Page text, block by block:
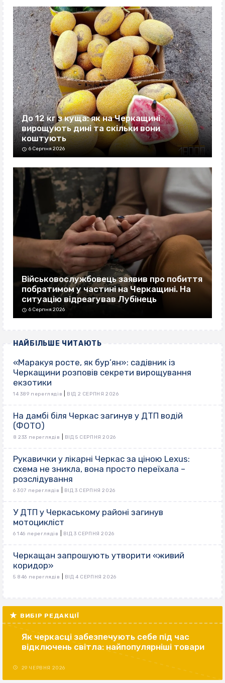
До 12 кг з куща: як на Черкащині
вирощують дині та скільки вони
коштують
6 Серпня 2026
Військовослужбовець заявив про побиття
побратимом у частині на Черкащині. На
ситуацію відреагував Лубінець
6 Серпня 2026
НАЙБІЛЬШЕ ЧИТАЮТЬ
«Маракуя росте, як бур’ян»: садівник із
Черкащини розповів секрети вирощування
екзотики
14 389 переглядів ВІД 2 СЕРПНЯ 2026
На дамбі біля Черкас загинув у ДТП водій
(ФОТО)
8 233 переглядів ВІД 5 СЕРПНЯ 2026
Рукавички у лікарні Черкас за ціною Lexus:
схема не зникла, вона просто переїхала –
розслідування
6 307 переглядів ВІД 3 СЕРПНЯ 2026
У ДТП у Черкаському районі загинув
мотоцикліст
6 146 переглядів ВІД 3 СЕРПНЯ 2026
Черкащан запрошують утворити «живий
коридор»
5 846 переглядів ВІД 4 СЕРПНЯ 2026
ВИБІР РЕДАКЦІЇ
Як черкасці забезпечують себе під час
відключень світла: найпопулярніші товари
29 ЧЕРВНЯ 2026